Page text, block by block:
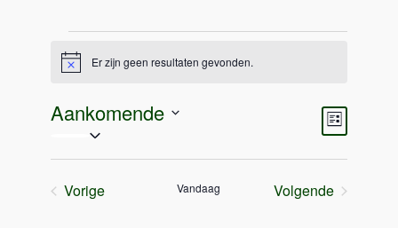
Evenementen
BerichtEr zijn geen resultaten gevonden.
navigatie
Lijst
Aankomende
Selecteer
Vorige
Vandaag
Volgende